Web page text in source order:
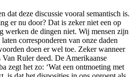
dat deze discussie vooral semantisch is.
er nu door? Dat is zeker niet een op
werken de dingen niet. Wij mensen zijn
corresponderen van onze daden
doen er wel toe. Zeker wanneer
Van Ruler deed. De Amerikaanse
zegt het zo: ‘Wat een ontmoeting met